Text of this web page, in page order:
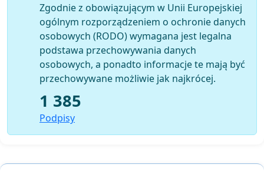
wzlotów po zachodniej części pasa startowego
dawnego lotniska”, czyli terenów, gdzie stworzony ma
być Cogiteon, do rejestru zabytków. Oznacza to
wstrzymanie wszelkich prac(przetarg na budowę już
trwa), a w konsekwencji stratę unijnych dotacji,
zaprzepaszczenie planów i koniec marzeń o naszym,
krakowskim i małopolskim centrum nauki.
W obecnej rzeczywistości niemożliwym jest rozpoczęcie
planowania tej inwestycji w innej lokalizacji. Czy byłyby
Zgodnie z obowiązującym w Unii Europejskiej
ogólnym rozporządzeniem o ochronie danych
osobowych (RODO) wymagana jest legalna
podstawa przechowywania danych
osobowych, a ponadto informacje te mają być
przechowywane możliwie jak najkrócej.
1 385
Podpisy